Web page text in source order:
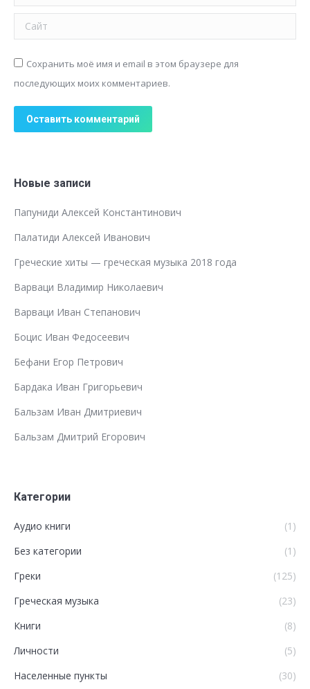
Сайт
Сохранить моё имя и email в этом браузере для
последующих моих комментариев.
Оставить комментарий
Новые записи
Папуниди Алексей Константинович
Палатиди Алексей Иванович
Греческие хиты — греческая музыка 2018 года
Варваци Владимир Николаевич
Варваци Иван Степанович
Боцис Иван Федосеевич
Бефани Егор Петрович
Бардака Иван Григорьевич
Бальзам Иван Дмитриевич
Бальзам Дмитрий Егорович
Категории
Аудио книги
(1)
Без категории
(1)
Греки
(125)
Греческая музыка
(23)
Книги
(8)
Личности
(5)
Населенные пункты
(30)